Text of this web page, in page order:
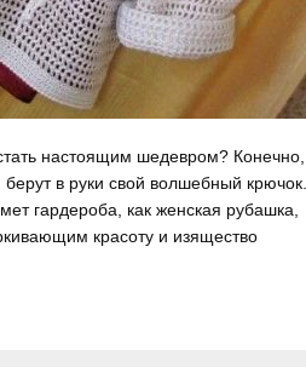
настоящим шедевром? Конечно,
в руки свой волшебный крючок.
гардероба, как женская рубашка,
красоту и изящество